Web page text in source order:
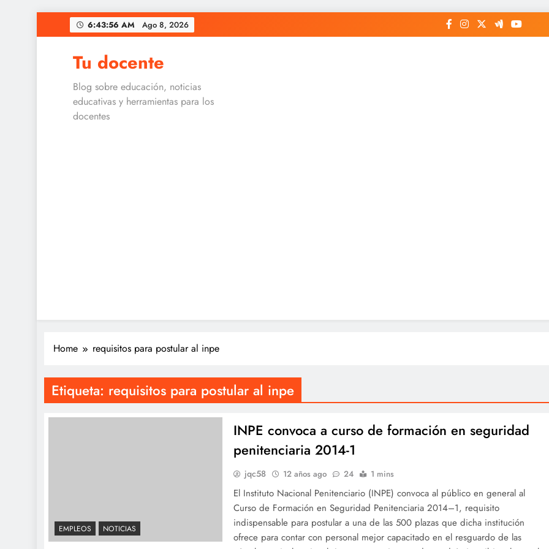
to
6:43:56 AM Ago 8, 2026
Tu docente
Blog sobre educación, noticias
educativas y herramientas para los
docentes
Home requisitos para postular al inpe
Etiqueta: requisitos para postular al inpe
EMPLEOS NOTICIAS
INPE convoca a curso de formación en seguridad
penitenciaria 2014-1
jqc58 12 años ago 24 1 mins
El Instituto Nacional Penitenciario (INPE) convoca al público en general al
Curso de Formación en Seguridad Penitenciaria 2014–1, requisito
indispensable para postular a una de las 500 plazas que dicha institución
ofrece para contar con personal mejor capacitado en el resguardo de las